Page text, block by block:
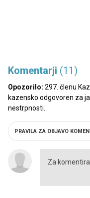
Komentarji (11)
Opozorilo: 297. členu
kazensko odgovoren za
nestrpnosti.
PRAVILA ZA OBJAVO